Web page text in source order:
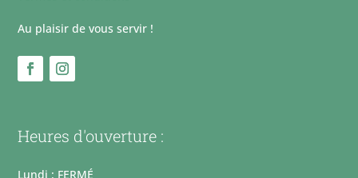
Au plaisir de vous servir !
Heures d'ouverture :
Lundi : FERMÉ